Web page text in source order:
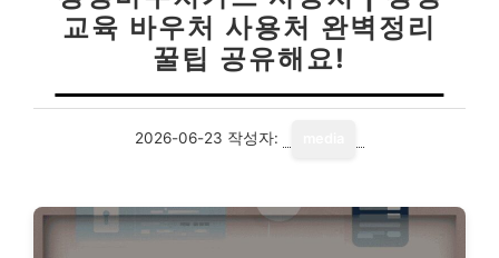
교육 바우처 사용처 완벽정리
꿀팁 공유해요!
2026-06-23 작성자: